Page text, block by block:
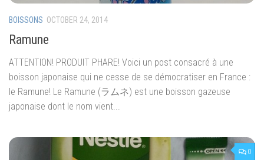
BOISSONS OCTOBER 24, 2014
Ramune
ATTENTION! PRODUIT PHARE! Voici un post consacré à une
boisson japonaise qui ne cesse de se démocratiser en France :
le Ramune! Le Ramune (ラムネ) est une boisson gazeuse
japonaise dont le nom vient...
0